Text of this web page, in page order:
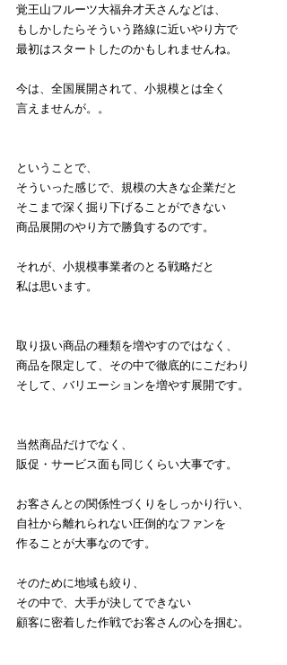
覚王山フルーツ大福弁才天さんなどは、
もしかしたらそういう路線に近いやり方で
最初はスタートしたのかもしれませんね。
今は、全国展開されて、小規模とは全く
言えませんが。。
ということで、
そういった感じで、規模の大きな企業だと
そこまで深く掘り下げることができない
商品展開のやり方で勝負するのです。
それが、小規模事業者のとる戦略だと
私は思います。
取り扱い商品の種類を増やすのではなく、
商品を限定して、その中で徹底的にこだわり
そして、バリエーションを増やす展開です。
当然商品だけでなく、
販促・サービス面も同じくらい大事です。
お客さんとの関係性づくりをしっかり行い、
自社から離れられない圧倒的なファンを
作ることが大事なのです。
そのために地域も絞り、
その中で、大手が決してできない
顧客に密着した作戦でお客さんの心を掴む。